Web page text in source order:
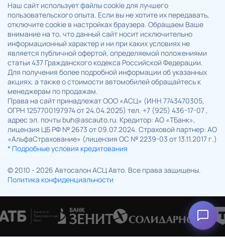
Наш сайт использует файлы cookie для лучшего
пользовательского опыта. Если вы не хотите их передавать,
отключите cookie в настройках браузера. Обращаем Ваше
внимание на то, что данный сайт носит исключительно
информационный характер и ни при каких условиях не
является публичной офертой, определяемой положениями
статьи 437 Гражданского кодекса Российской Федерации.
Для получения более подробной информации об указанных
акциях, а также о стоимости автомобилей обращайтесь к
менеджерам по продажам.
Права на сайт принадлежат ООО «АСЦ» (ИНН 7743470305,
ОГРН 1257700197974 от 24.04.2025) тел. +7 (925) 436-17-07 ,
адрес эл. почты buh@ascauto.ru. Кредитор: АО «ТБанк»,
лицензия ЦБ РФ № 2673 от 09.07.2024. Страховой партнер: АО
«АльфаСтрахование» (лицензия ОС № 2239-03 от 13.11.2017 г.)
* Подробные условия кредитования
© 2010 - 2026 Автосалон АСЦ Авто. Все права защищены.
Политика конфиденциальности